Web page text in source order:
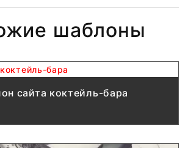
шаблоны
сайта коктейль-бара